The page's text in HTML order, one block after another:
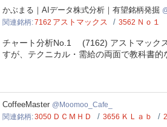
kotoiy081124701
かぶまる｜AIデータ株式分析｜有望銘柄発掘
関連銘柄 7162 アストマックス 3562 Ｎｏ１
チャート分析No.1 (7162) アストマック
すが、テクニカル・需給の両面で教科書
Moomoo_Cafe_
CoffeeMaster Moomoo_Cafe_
関連銘柄 3050 ＤＣＭＨＤ 3656 ＫＬａｂ